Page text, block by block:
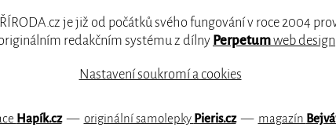
je již od počátků svého fungování v roce 2004
redakčním systému z dílny Perpetumweb design
Nastavení soukromí a cookies
Hapík.cz— originální samolepky Pieris.cz— magazín